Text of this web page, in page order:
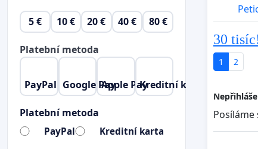
30
1 2
Posíláme
5 € 10 € 20 € 40 € 80 €
Platební metoda
PayPal Google PayApple PayKreditní karta
Platební metoda
PayPal Kreditní karta